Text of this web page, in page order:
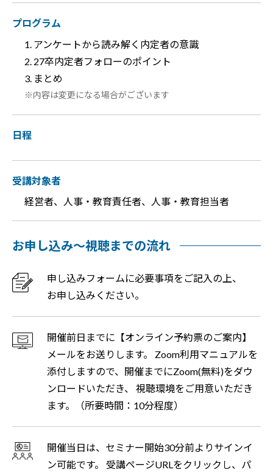
プログラム
アンケートから読み解く内定者の意識
27卒内定者フォローのポイント
まとめ
内容は変更になる場合がございます
日程
受講対象者
経営者、人事・教育責任者、人事・教育担当者
お申し込み～視聴までの流れ
申し込みフォームに必要事項をご記入の上、
お申し込みください。
開催前日までに【オンライン予約票のご案内】
メールをお送りします。 Zoom利用マニュアルを
添付しますので、開催までにZoom(無料)をダウ
ンロードいただき、 視聴環境をご用意いただき
ます。（所要時間：10分程度）
開催当日は、セミナー開始30分前よりサインイ
ン可能です。 受講ページURLをクリックし、パ